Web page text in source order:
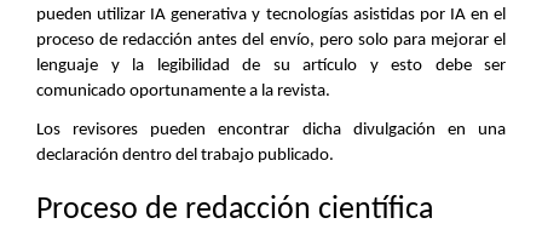
pueden utilizar IA generativa y tecnologías asistidas por IA en el
proceso de redacción antes del envío, pero solo para mejorar el
lenguaje y la legibilidad de su artículo y esto debe ser
comunicado oportunamente a la revista.
Los revisores pueden encontrar dicha divulgación en una
declaración dentro del trabajo publicado.
Proceso de redacción científica